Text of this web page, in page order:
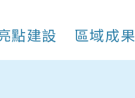
點建設 區域成果